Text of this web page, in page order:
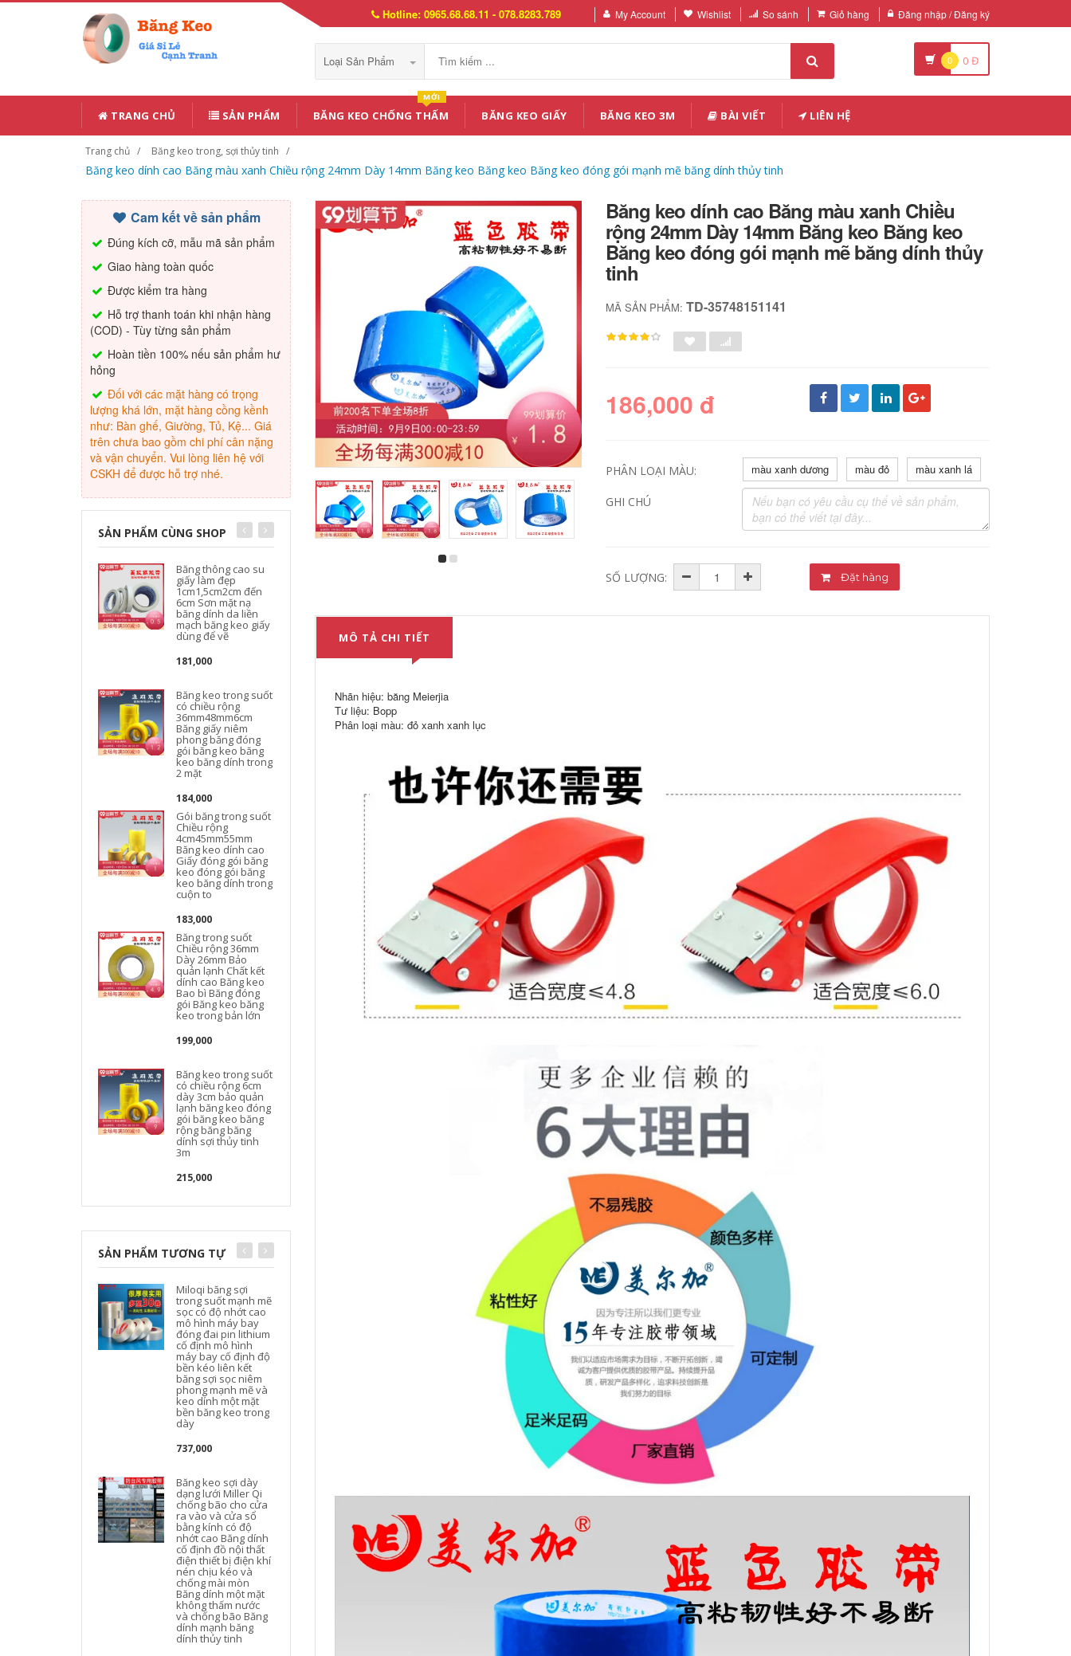
Hotline: 0965.68.68.11 - 078.8283.789 My Account Wishlist So sánh Giỏ hàng Đăng nhập / Đăng ký
Loại Sản Phẩm 0 0 Đ
TRANG CHỦ SẢN PHẨM BĂNG KEO CHỐNG THẤM
MỚI
BĂNG KEO GIẤY BĂNG KEO 3M BÀI VIẾT LIÊN HỆ
Trang chủ Băng keo trong, sợi thủy tinh
Băng keo dính cao Băng màu xanh Chiều rộng 24mm Dày 14mm Băng keo Băng keo Băng keo đóng gói mạnh mẽ băng dính thủy tinh
Cam kết về sản phẩm
Đúng kích cỡ, mẫu mã sản phẩm
Giao hàng toàn quốc
Được kiểm tra hàng
Hỗ trợ thanh toán khi nhận hàng
(COD) - Tùy từng sản phẩm
Hoàn tiền 100% nếu sản phẩm hư
hỏng
Đối với các mặt hàng có trọng
lượng khá lớn, mặt hàng cồng kềnh
như: Bàn ghế, Giường, Tủ, Kệ... Giá
trên chưa bao gồm chi phí cân nặng
và vận chuyển. Vui lòng liên hệ với
CSKH để được hỗ trợ nhé.
SẢN PHẨM CÙNG SHOP
Băng thông cao su
giấy làm đẹp
1cm1,5cm2cm đến
6cm Sơn mặt nạ
băng dính da liền
mạch băng keo giấy
dùng để vẽ
181,000
Băng keo trong suốt
có chiều rộng
36mm48mm6cm
Băng giấy niêm
phong băng đóng
gói băng keo băng
keo băng dính trong
2 mặt
184,000
Gói băng trong suốt
Chiều rộng
4cm45mm55mm
Băng keo dính cao
Giấy đóng gói băng
keo đóng gói băng
keo băng dính trong
cuộn to
183,000
Băng trong suốt
Chiều rộng 36mm
Dày 26mm Bảo
quản lạnh Chất kết
dính cao Băng keo
Bao bì Băng đóng
gói Băng keo băng
keo trong bản lớn
199,000
Băng keo trong suốt
có chiều rộng 6cm
dày 3cm bảo quản
lạnh băng keo đóng
gói băng keo băng
rộng băng băng
dính sợi thủy tinh
3m
215,000
Bao bì Băng keo
băng keo trong
Băng keo trong suốt
cao Chiều rộng
48mm dày 14mm
gói băng Admix
Paper băng keo
nano trong suốt
277,000
Gói băng keo trong
suốt cao Chiều rộng
6cm dày 16mm Bao
bì trong suốt băng
keo băng keo đóng
gói băng keo keo
sợi thủy tinh
197,000
Băng keo trong suốt
có chiều rộng 4cm
dày 26mm Gói niêm
phong băng đóng
gói băng keo băng
keo băng keo sợi
thủy tinh dán nhám
vòng
Băng keo trong suốt
cao Chiều rộng 4cm
bì Băng đóng gói
197,000
Băng trong suốt
Chiều rộng 45mm
dày 23mm Chất kết
dính cao Băng keo
Bao bì băng keo
Băng cao su Giấy
mua băng keo sợi
thủy tinh ở đâu
199,000
Băng keo trong suốt
cao dài 150m rộng
48mm Băng keo
đóng gói băng keo
băng keo băng keo
băng keo sợi thủy
tinh giá rẻ
55mm dày 14mm
Băng đóng gói Băng
keo đóng gói Băng
keo trong suốt 3m
192,000
SẢN PHẨM TƯƠNG TỰ
Miloqi băng sợi
trong suốt mạnh mẽ
sọc có độ nhớt cao
mô hình máy bay
đóng đai pin lithium
cố định mô hình
máy bay cố định độ
bền kéo liên kết
băng sợi sọc niêm
phong mạnh mẽ và
keo dính một mặt
bền băng keo trong
dày
737,000
Băng keo sợi dày
dạng lưới Miller Qi
chống bão cho cửa
ra vào và cửa sổ
bằng kính có độ
nhớt cao Băng dính
cố định đồ nội thất
điện thiết bị điện khí
nén chịu kéo và
chống mài mòn
Băng dính một mặt
không thấm nước
và chống bão Băng
dính mạnh băng
dính thủy tinh
Wide 5.5 6cm Niêm
Express Bao bì
Niêm phong Băng
giấy Đài phun nước
băng dính trong dày
285,000
YING HUI Băng trong
suốt Khối lượng lớn
Hộp niêm phong
Thể hiện Bao bì
Niêm phong Vải keo
rộng 4,5 / 6cm Băng
keo Bán buôn băng
dính trong bản to
189,000
Băng trong suốt
Khối lượng lớn Băng
rộng Giấy Taobao
Express Gói màu
vàng Bao bì Niêm
phong Băng Bán
trong suốt
1,000,000
Băng niêm phong
keo tùy chỉnh chiều
rộng 4,3cm thịt dày
2,5cm băng dính sợi
thủy tinh
Băng keo dính cao Băng màu xanh Chiều
rộng 24mm Dày 14mm Băng keo Băng keo
Băng keo đóng gói mạnh mẽ băng dính thủy
tinh
MÃ SẢN PHẨM:TD-35748151141
186,000 đ
PHÂN LOẠI MÀU: màu xanh dương màu đỏ màu xanh lá
GHI CHÚ
SỐ LƯỢNG: Đặt hàng
MÔ TẢ CHI TIẾT
Nhãn hiệu: băng Meierjia
Tư liệu: Bopp
Phân loại màu: đỏ xanh xanh lục